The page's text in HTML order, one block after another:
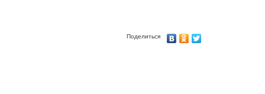
Поделиться